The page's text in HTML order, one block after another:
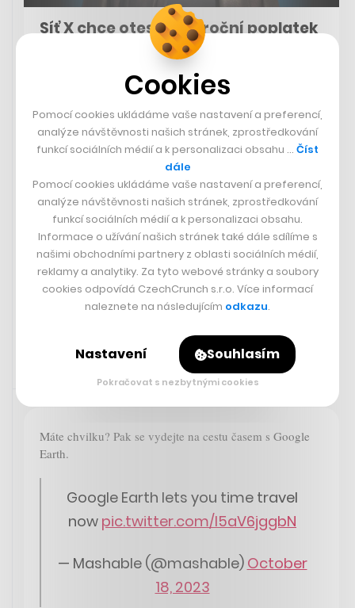
Síť X chce otestovat roční poplatek
jeden dolar za základní funkce
Sociální síť X vymyslela a otestuje nový model
předplatného. Za použití základních funkcí, jako je
lajkování, přeposílání nebo citování příspěvků jiných
uživatelů, chce vybírat roční poplatek jeden dolar.
Předplatné pojmenovala „Not A Bot“ a má jít o způsob,
jak bojovat proti robotům a spammerů, s nimiž má síť
dlouhodobé problémy. Poplatek se má v jednotlivých
zemích lišit v závislosti na směnném kurzu. Schéma
bude nejprve dispozici uživatelům na Novém Zélandu a
Filipínách a testování se nedotkne stávajících uživatelů,
noví však budou moci pouze prohlížet a číst příspěvky,
sledovat videa a účty.
18. 10. 2023 08:50 Sdíleno přes aplikaci Twitter
Máte chvilku? Pak se vydejte na cestu časem s Google
Earth.
Google Earth lets you time travel
now pic.twitter.com/l5aV6jggbN
— Mashable (@mashable) October
18, 2023
Cookies
Pomocí cookies ukládáme vaše nastavení a preferencí,
analýze návštěvnosti našich stránek, zprostředkování
funkcí sociálních médií a k personalizaci obsahu … Číst
dále
Pomocí cookies ukládáme vaše nastavení a preferencí,
analýze návštěvnosti našich stránek, zprostředkování
funkcí sociálních médií a k personalizaci obsahu.
Informace o užívání našich stránek také dále sdílíme s
našimi obchodními partnery z oblasti sociálních médií,
reklamy a analytiky. Za tyto webové stránky a soubory
cookies odpovídá CzechCrunch s.r.o. Více informací
naleznete na následujícím odkazu.
Nastavení Souhlasím
Pokračovat s nezbytnými cookies